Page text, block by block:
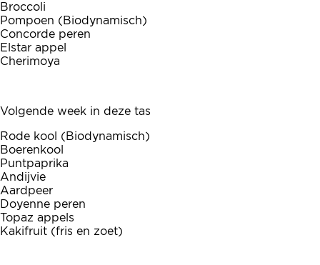
Broccoli
Pompoen (Biodynamisch)
Concorde peren
Elstar appel
Cherimoya
Volgende week in deze tas
Rode kool (Biodynamisch)
Boerenkool
Puntpaprika
Andijvie
Aardpeer
Doyenne peren
Topaz appels
Kakifruit (fris en zoet)